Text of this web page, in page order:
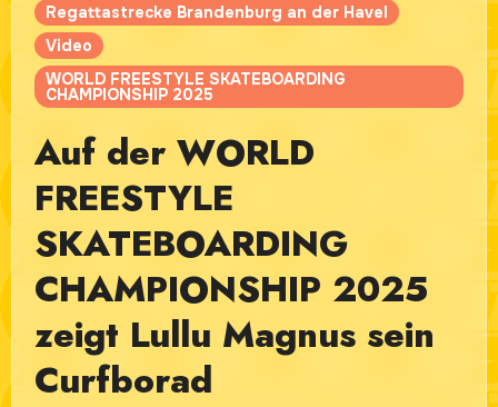
Regattastrecke Brandenburg an der Havel
Video
WORLD FREESTYLE SKATEBOARDING
CHAMPIONSHIP 2025
Auf der WORLD
FREESTYLE
SKATEBOARDING
CHAMPIONSHIP 2025
zeigt Lullu Magnus sein
Curfborad